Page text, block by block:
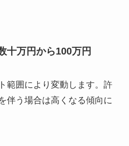
十万円から100万円
範囲により変動します。許
伴う場合は高くなる傾向に